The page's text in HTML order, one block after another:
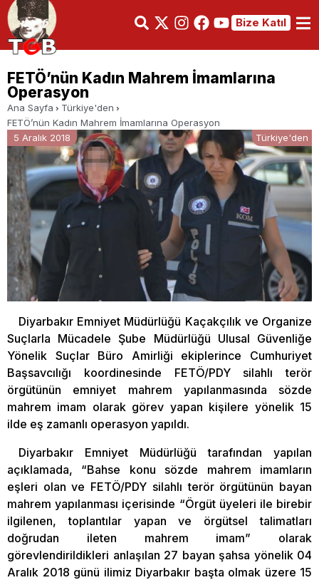
Bize Katıl
FETÖ’nün Kadın Mahrem İmamlarına
Operasyon
Ana Sayfa
Türkiye'den
FETÖ’nün Kadın Mahrem İmamlarına Operasyon
5 Aralık 2018
Türkiye'den
Diyarbakır Emniyet Müdürlüğü Kaçakçılık ve Organize
Suçlarla Mücadele Şube Müdürlüğü Ulusal Güvenliğe
Yönelik Suçlar Büro Amirliği ekiplerince Cumhuriyet
Başsavcılığı koordinesinde FETÖ/PDY silahlı terör
örgütünün emniyet mahrem yapılanmasında sözde
mahrem imam olarak görev yapan kişilere yönelik 15
ilde eş zamanlı operasyon yapıldı.
Diyarbakır Emniyet Müdürlüğü tarafından yapılan
açıklamada, “Bahse konu sözde mahrem imamların
eşleri olan ve FETÖ/PDY silahlı terör örgütünün bayan
mahrem yapılanması içerisinde “Örgüt üyeleri ile birebir
ilgilenen, toplantılar yapan ve örgütsel talimatları
doğrudan ileten mahrem imam” olarak
görevlendirildikleri anlaşılan 27 bayan şahsa yönelik 04
Aralık 2018 günü ilimiz Diyarbakır başta olmak üzere 15